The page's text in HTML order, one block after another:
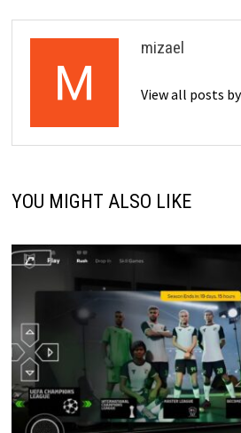
mizael
View all posts
YOU MIGHT ALSO LIKE